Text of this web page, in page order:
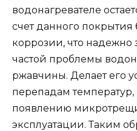
водонагревателе
счет данного покрытия
коррозии, что надежно
частой проблемы
ржавчины. Делает его
перепадам
появлению
эксплуатации. Таким